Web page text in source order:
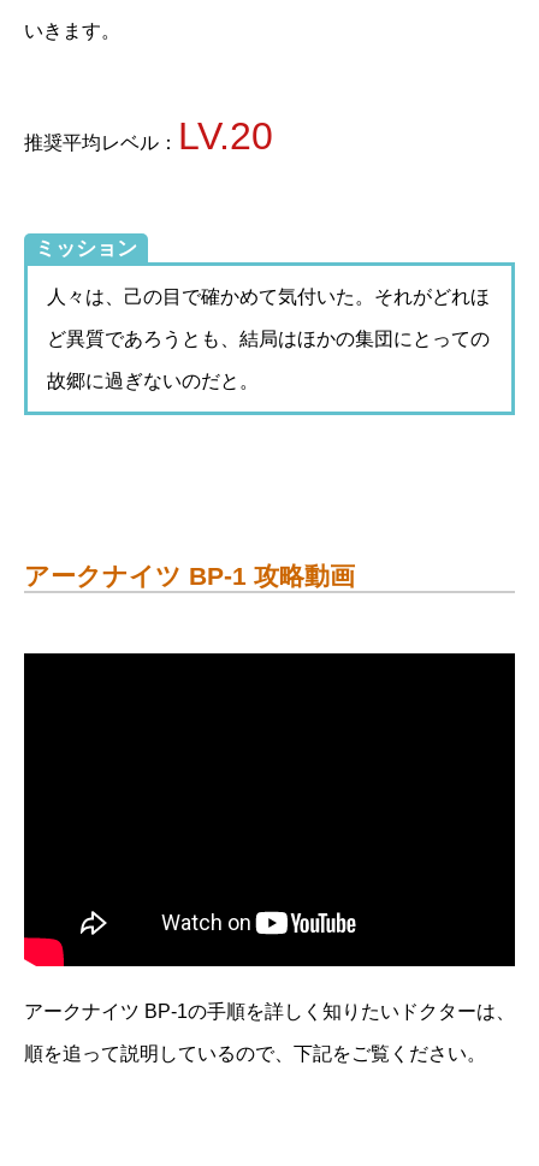
いきます。
推奨平均レベル： LV.20
ミッション
人々は、己の目で確かめて気付いた。それがどれほ
ど異質であろうとも、結局はほかの集団にとっての
故郷に過ぎないのだと。
アークナイツ BP-1 攻略動画
アークナイツ BP-1の手順を詳しく知りたいドクターは、
順を追って説明しているので、下記をご覧ください。